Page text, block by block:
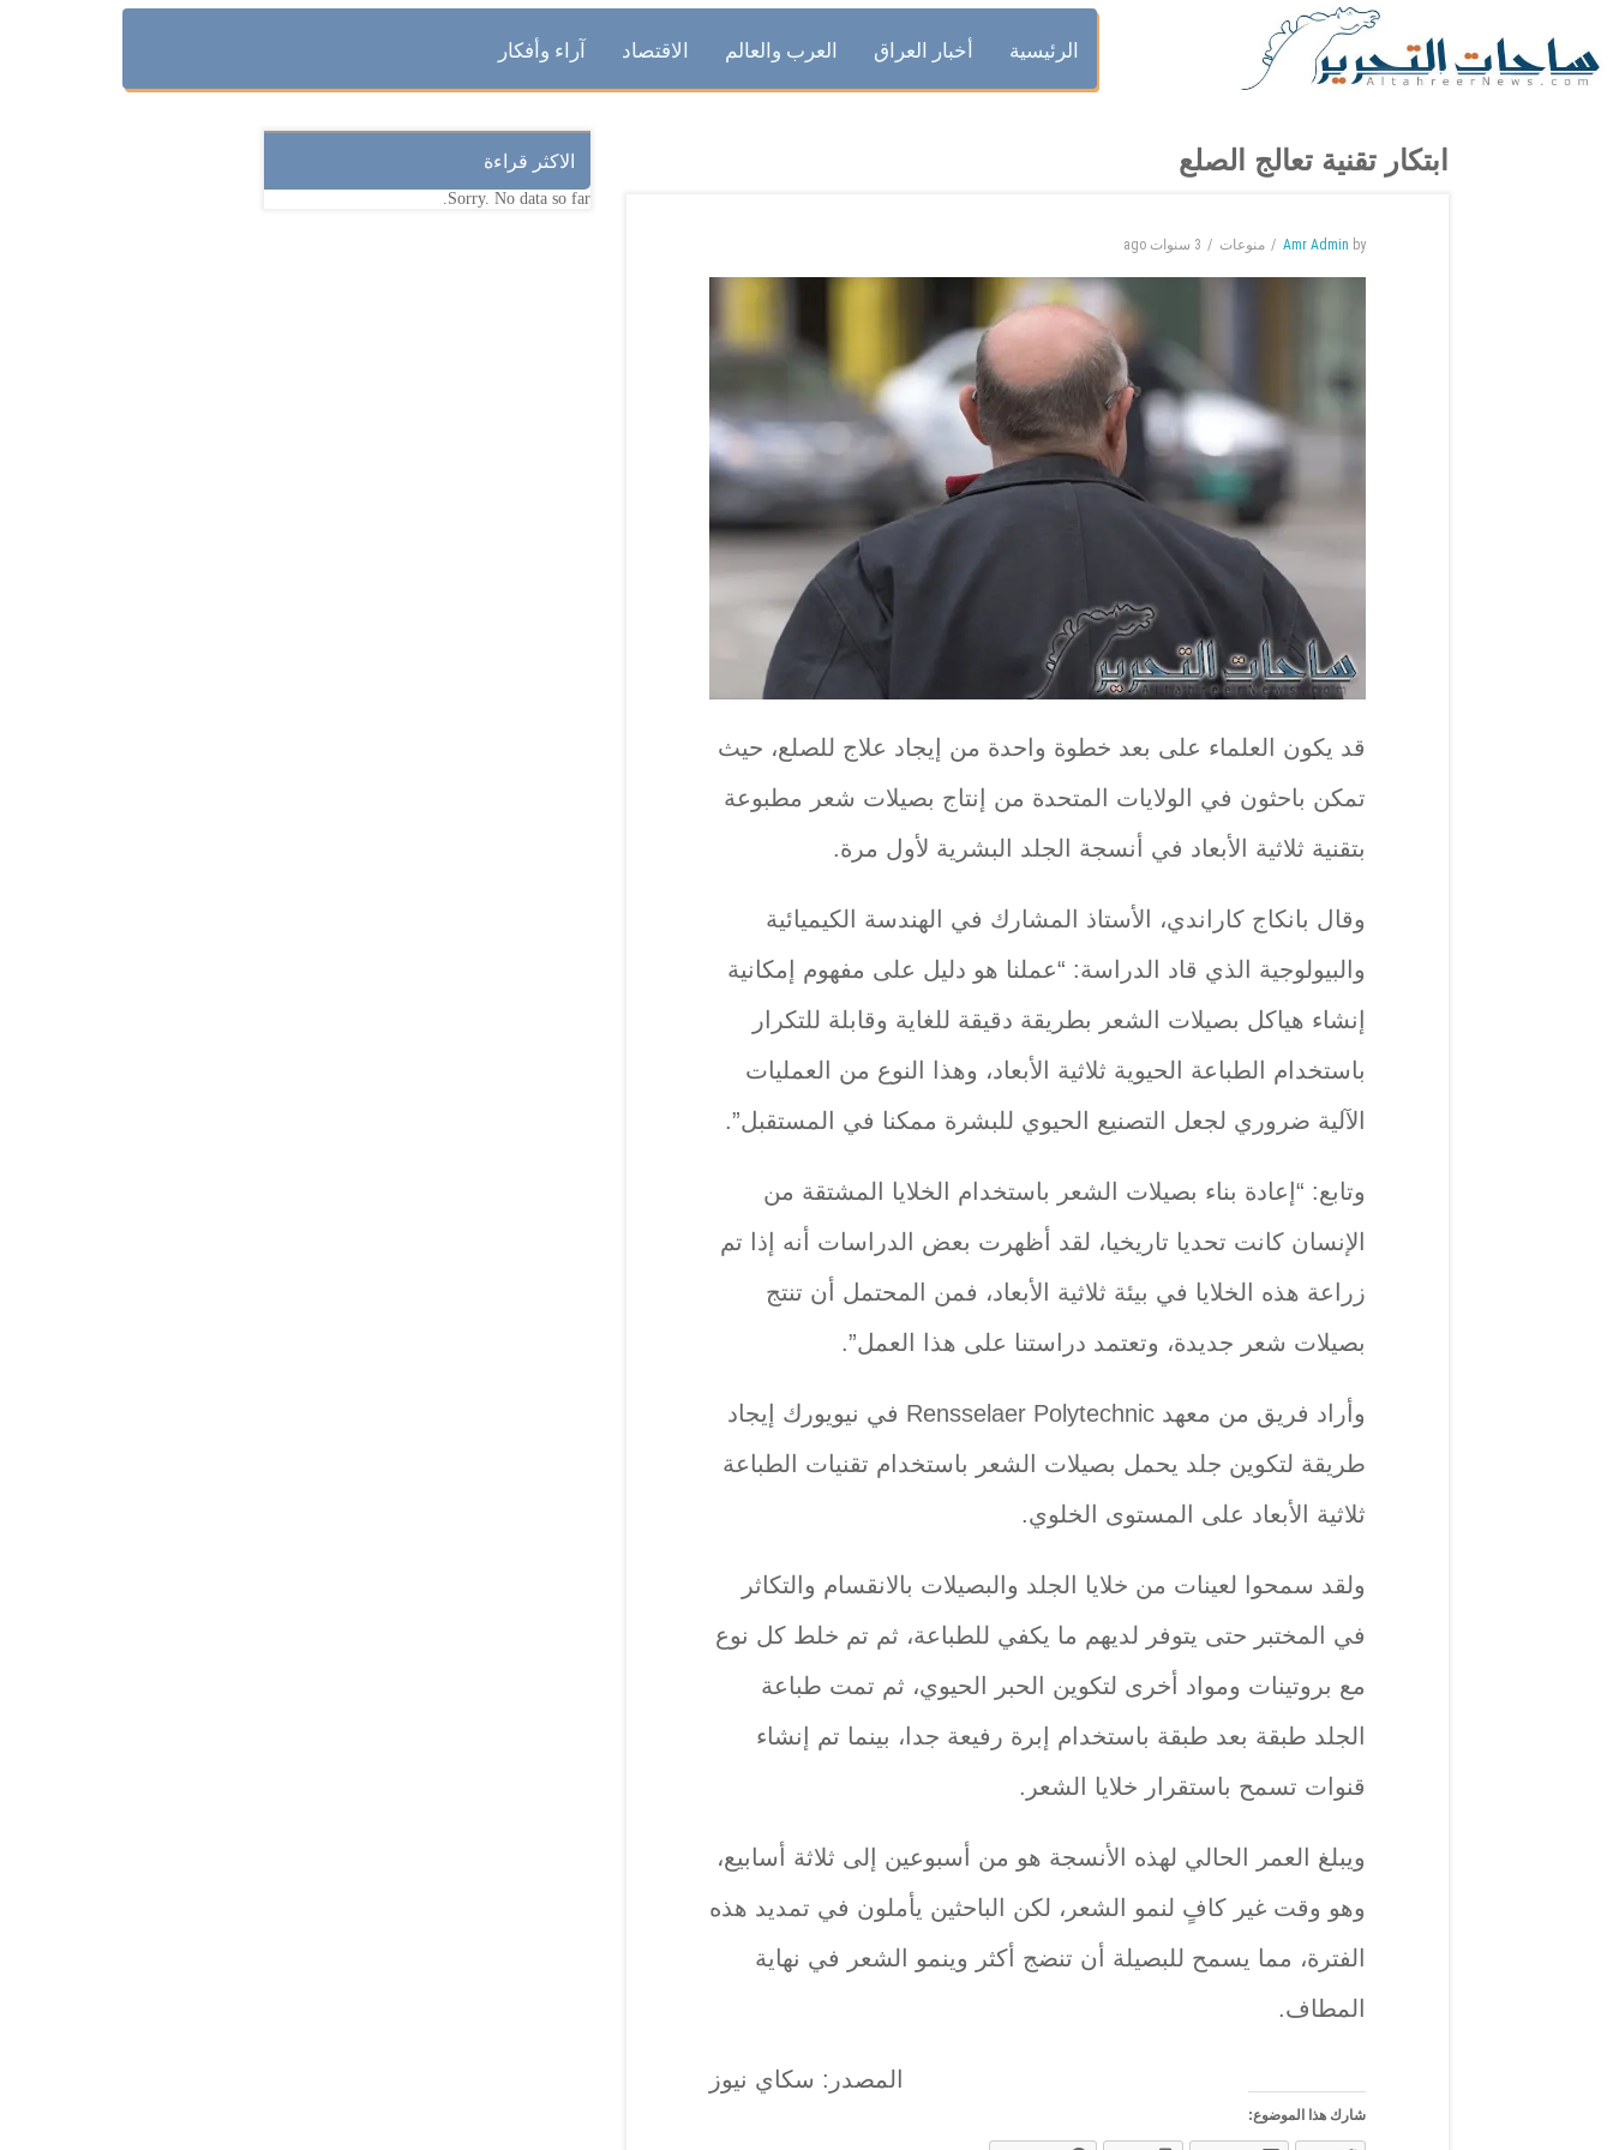
الرئيسية أخبار العراق العرب والعالم الاقتصاد آراء وأفكار
ابتكار تقنية تعالج الصلع
by
Amr Admin منوعات 3 سنوات ago
قد يكون العلماء على بعد خطوة واحدة من إيجاد علاج للصلع، حيث
تمكن باحثون في الولايات المتحدة من إنتاج بصيلات شعر مطبوعة
بتقنية ثلاثية الأبعاد في أنسجة الجلد البشرية لأول مرة.
وقال بانكاج كاراندي، الأستاذ المشارك في الهندسة الكيميائية
والبيولوجية الذي قاد الدراسة: “عملنا هو دليل على مفهوم إمكانية
إنشاء هياكل بصيلات الشعر بطريقة دقيقة للغاية وقابلة للتكرار
باستخدام الطباعة الحيوية ثلاثية الأبعاد، وهذا النوع من العمليات
الآلية ضروري لجعل التصنيع الحيوي للبشرة ممكنا في المستقبل”.
وتابع: “إعادة بناء بصيلات الشعر باستخدام الخلايا المشتقة من
الإنسان كانت تحديا تاريخيا، لقد أظهرت بعض الدراسات أنه إذا تم
زراعة هذه الخلايا في بيئة ثلاثية الأبعاد، فمن المحتمل أن تنتج
بصيلات شعر جديدة، وتعتمد دراستنا على هذا العمل”.
وأراد فريق من معهد Rensselaer Polytechnic في نيويورك إيجاد
طريقة لتكوين جلد يحمل بصيلات الشعر باستخدام تقنيات الطباعة
ثلاثية الأبعاد على المستوى الخلوي.
ولقد سمحوا لعينات من خلايا الجلد والبصيلات بالانقسام والتكاثر
في المختبر حتى يتوفر لديهم ما يكفي للطباعة، ثم تم خلط كل نوع
مع بروتينات ومواد أخرى لتكوين الحبر الحيوي، ثم تمت طباعة
الجلد طبقة بعد طبقة باستخدام إبرة رفيعة جدا، بينما تم إنشاء
قنوات تسمح باستقرار خلايا الشعر.
ويبلغ العمر الحالي لهذه الأنسجة هو من أسبوعين إلى ثلاثة أسابيع،
وهو وقت غير كافٍ لنمو الشعر، لكن الباحثين يأملون في تمديد هذه
الفترة، مما يسمح للبصيلة أن تنضج أكثر وينمو الشعر في نهاية
المطاف.
المصدر: سكاي نيوز
شارك هذا الموضوع:
الاكثر قراءة
Sorry. No data so far.